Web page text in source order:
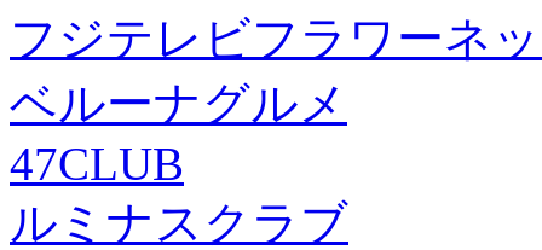
フジテレビフラワーネ
ベルーナグルメ
47CLUB
ルミナスクラブ